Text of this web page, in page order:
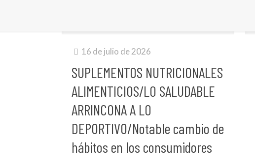
16 de julio de 2026
SUPLEMENTOS NUTRICIONALES
ALIMENTICIOS/LO SALUDABLE
ARRINCONA A LO
DEPORTIVO/Notable cambio de
hábitos en los consumidores